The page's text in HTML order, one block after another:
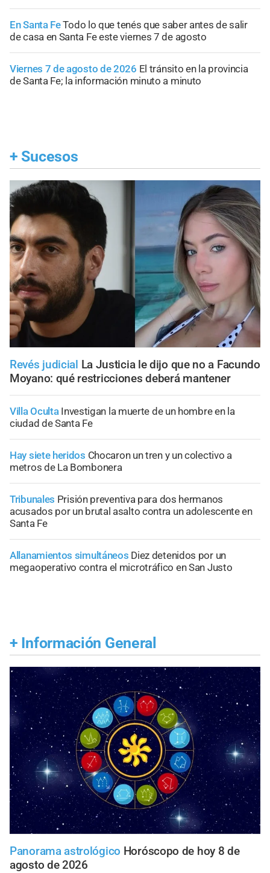
En Santa FeTodo lo que tenés que saber antes de salir
de casa en Santa Fe este viernes 7 de agosto
Viernes 7 de agosto de 2026 El tránsito en la provincia
de Santa Fe; la información minuto a minuto
+ Sucesos
Revés judicial La Justicia le dijo que no a Facundo
Moyano: qué restricciones deberá mantener
Villa Oculta Investigan la muerte de un hombre en la
ciudad de Santa Fe
Hay siete heridos Chocaron un tren y un colectivo a
metros de La Bombonera
Tribunales Prisión preventiva para dos hermanos
acusados por un brutal asalto contra un adolescente en
Santa Fe
Allanamientos simultáneos Diez detenidos por un
megaoperativo contra el microtráfico en San Justo
+ Información General
Panorama astrológico Horóscopo de hoy 8 de
agosto de 2026